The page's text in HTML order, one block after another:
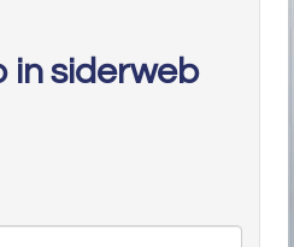
in siderweb